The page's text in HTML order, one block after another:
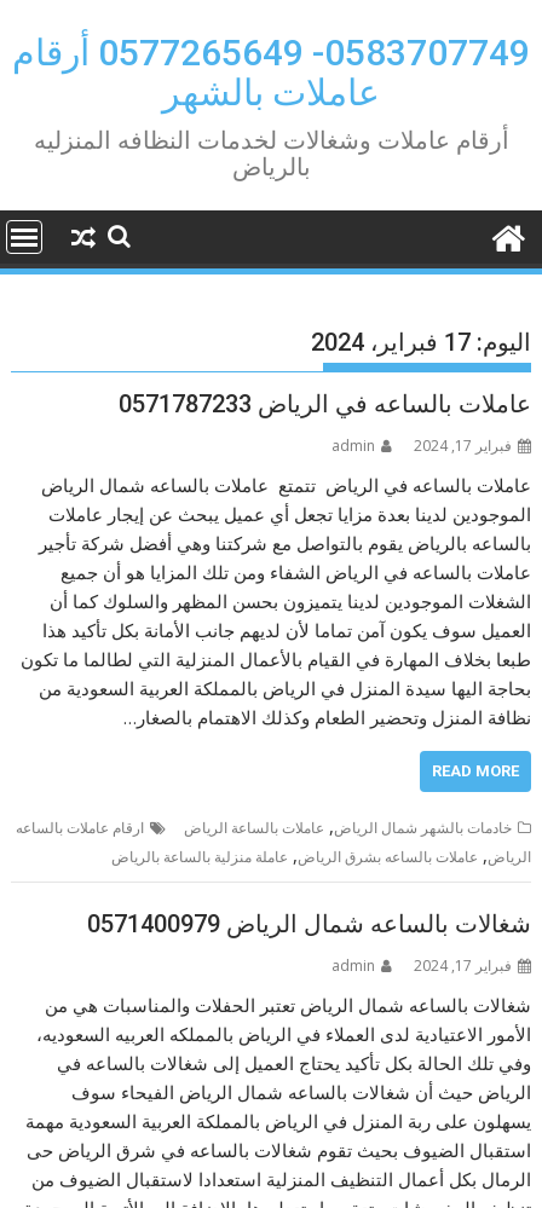
to
content
0583707749- 0577265649 أرقام
عاملات بالشهر
أرقام عاملات وشغالات لخدمات النظافه المنزليه
بالرياض
اليوم:17 فبراير، 2024
عاملات بالساعه في الرياض 0571787233
فبراير 17, 2024 admin
عاملات بالساعه في الرياض تتمتع عاملات بالساعه شمال الرياض
الموجودين لدينا بعدة مزايا تجعل أي عميل يبحث عن إيجار عاملات
بالساعه بالرياض يقوم بالتواصل مع شركتنا وهي أفضل شركة تأجير
عاملات بالساعه في الرياض الشفاء ومن تلك المزايا هو أن جميع
الشغلات الموجودين لدينا يتميزون بحسن المظهر والسلوك كما أن
العميل سوف يكون آمن تماما لأن لديهم جانب الأمانة بكل تأكيد هذا
طبعا بخلاف المهارة في القيام بالأعمال المنزلية التي لطالما ما تكون
بحاجة اليها سيدة المنزل في الرياض بالمملكة العربية السعودية من
نظافة المنزل وتحضير الطعام وكذلك الاهتمام بالصغار…
READ MORE
خادمات بالشهر شمال الرياض, عاملات بالساعة الرياض
ارقام عاملات بالساعه
الرياض, عاملات بالساعه بشرق الرياض, عاملة منزلية بالساعة بالرياض
شغالات بالساعه شمال الرياض 0571400979
فبراير 17, 2024 admin
شغالات بالساعه شمال الرياض تعتبر الحفلات والمناسبات هي من
الأمور الاعتيادية لدى العملاء في الرياض بالمملكه العربيه السعوديه،
وفي تلك الحالة بكل تأكيد يحتاج العميل إلى شغالات بالساعه في
الرياض حيث أن شغالات بالساعه شمال الرياض الفيحاء سوف
يسهلون على ربة المنزل في الرياض بالمملكة العربية السعودية مهمة
استقبال الضيوف بحيث تقوم شغالات بالساعه في شرق الرياض حى
الرمال بكل أعمال التنظيف المنزلية استعدادا لاستقبال الضيوف من